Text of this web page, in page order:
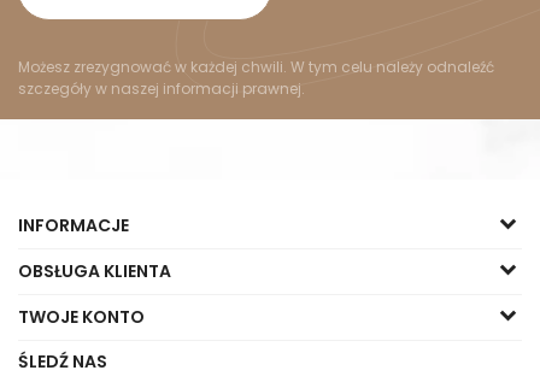
Możesz zrezygnować w każdej chwili. W tym celu należy odnaleźć
szczegóły w naszej informacji prawnej.
INFORMACJE
OBSŁUGA KLIENTA
TWOJE KONTO
ŚLEDŹ NAS